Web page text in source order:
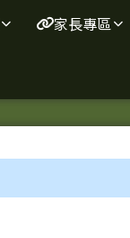
家長專區